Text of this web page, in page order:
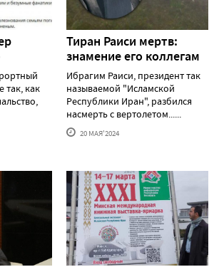
так, как
Тиран Раиси мертв:
знамение его коллегам
Ибрагим Раиси, президент так
называемой "Исламской
Республики Иран", разбился
насмерть с вертолетом......
20 МАЯ'2024